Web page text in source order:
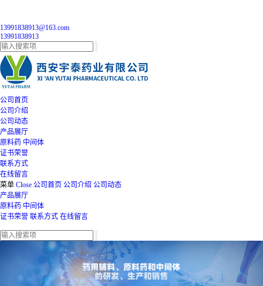
13991838913@163.com
13991838913
公司首页
公司介绍
公司动态
产品展厅
原料药 中间体
证书荣誉
联系方式
在线留言
菜单 Close 公司首页 公司介绍 公司动态
产品展厅
原料药 中间体
证书荣誉 联系方式 在线留言